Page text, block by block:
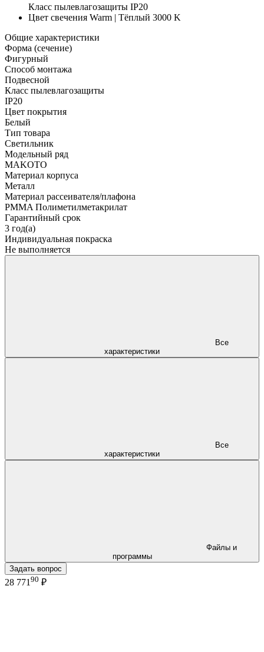
Класс пылевлагозащиты IP20
Цвет свечения Warm | Тёплый 3000 K
Общие характеристики
Форма (сечение)
Фигурный
Способ монтажа
Подвесной
Класс пылевлагозащиты
IP20
Цвет покрытия
Белый
Тип товара
Светильник
Модельный ряд
MAKOTO
Материал корпуса
Металл
Материал рассеивателя/плафона
PMMA Полиметилметакрилат
Гарантийный срок
3 год(а)
Индивидуальная покраска
Не выполняется
характеристики
характеристики
программы
Задать вопрос
28 771 90 ₽